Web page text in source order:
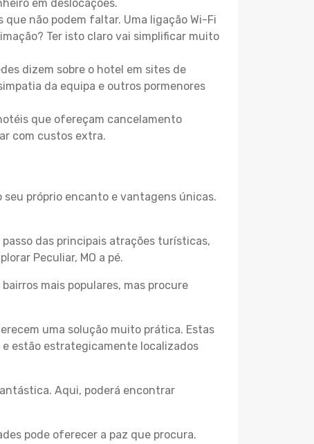
em deslocações.
não podem faltar. Uma ligação Wi-Fi
Ter isto claro vai simplificar muito
dizem sobre o hotel em sites de
da equipa e outros pormenores
que ofereçam cancelamento
com custos extra.
seu próprio encanto e vantagens únicas.
das principais atrações turísticas,
Peculiar, MO a pé.
mais populares, mas procure
uma solução muito prática. Estas
estão estrategicamente localizados
Aqui, poderá encontrar
pode oferecer a paz que procura.